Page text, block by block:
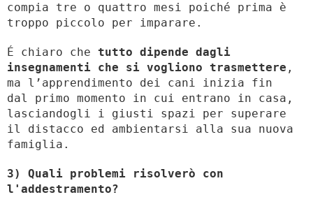
compia tre o quattro mesi poiché prima è
troppo piccolo per imparare.
É chiaro che tutto dipende dagli
insegnamenti che si vogliono trasmettere ,
ma l’apprendimento dei cani inizia fin
dal primo momento in cui entrano in casa,
lasciandogli i giusti spazi per superare
il distacco ed ambientarsi alla sua nuova
famiglia.
3) Quali problemi risolverò con
l'addestramento?